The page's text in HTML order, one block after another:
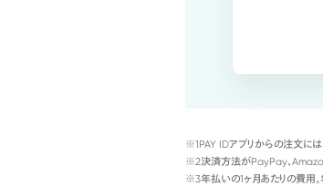
※1PAY IDアプリからの注文に
※2決済方法がPayPay、
※3年払いの1ヶ月あたりの費用。